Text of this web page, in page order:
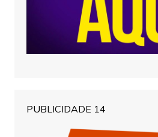
PUBLICIDADE 14